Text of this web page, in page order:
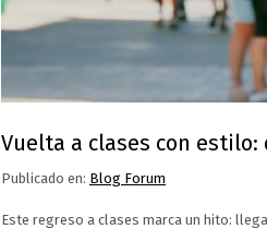
Vuelta a clases con
Publicado en: Blog Forum
Este regreso a clases marca un hito: